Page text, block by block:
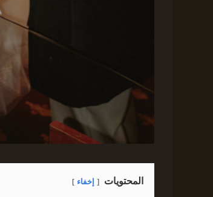
المحتويات إخفاء